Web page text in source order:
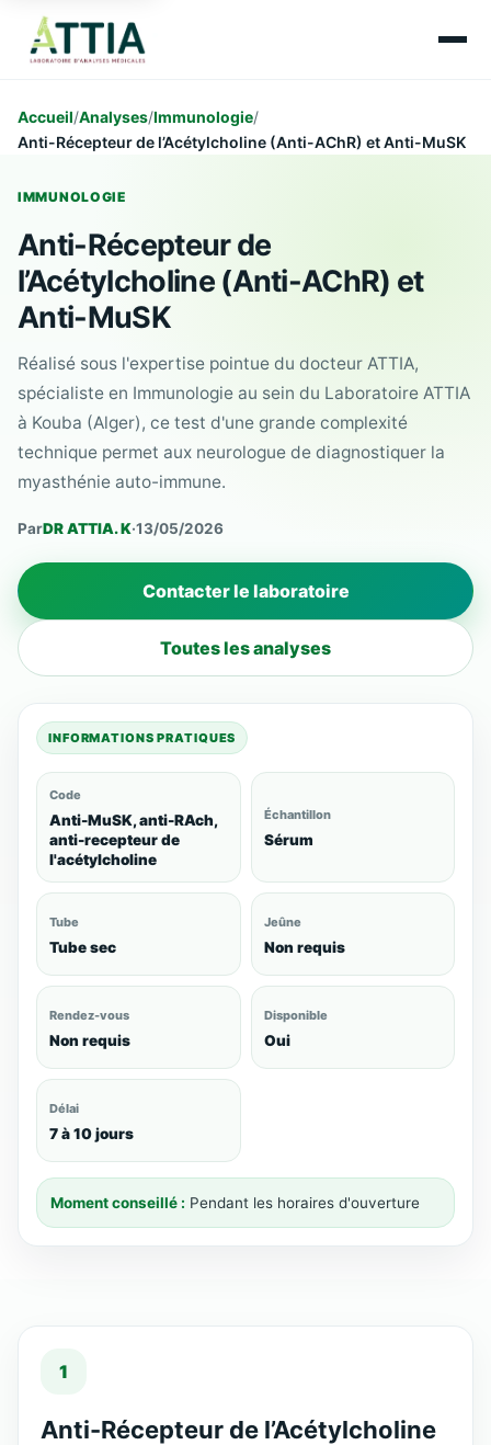
Accueil/Analyses/Immunologie/
Anti-Récepteur de l’Acétylcholine (Anti-AChR) et Anti-MuSK
IMMUNOLOGIE
Anti-Récepteur de
l’Acétylcholine (Anti-AChR) et
Anti-MuSK
Réalisé sous l'expertise pointue du docteur ATTIA,
spécialiste en Immunologie au sein du Laboratoire ATTIA
à Kouba (Alger), ce test d'une grande complexité
technique permet aux neurologue de diagnostiquer la
myasthénie auto-immune.
ParDR ATTIA. K·13/05/2026
Contacter le laboratoire
Toutes les analyses
INFORMATIONS PRATIQUES
Code
Anti-MuSK, anti-RAch,
anti-recepteur de
l'acétylcholine
Échantillon
Sérum
Tube
Tube sec
Jeûne
Non requis
Rendez-vous
Non requis
Disponible
Oui
Délai
7 à 10 jours
Moment conseillé : Pendant les horaires d'ouverture
1
Anti-Récepteur de l’Acétylcholine